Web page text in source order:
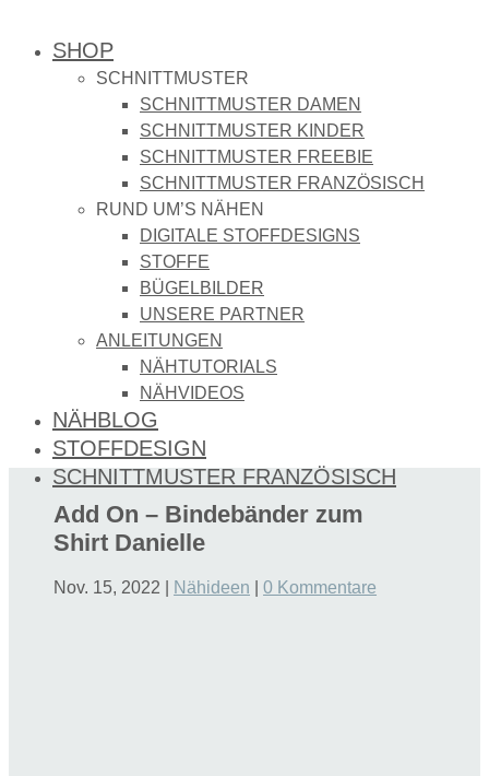
SHOP
SCHNITTMUSTER
SCHNITTMUSTER DAMEN
SCHNITTMUSTER KINDER
SCHNITTMUSTER FREEBIE
SCHNITTMUSTER FRANZÖSISCH
RUND UM’S NÄHEN
DIGITALE STOFFDESIGNS​
STOFFE
BÜGELBILDER
UNSERE PARTNER
ANLEITUNGEN
NÄHTUTORIALS
NÄHVIDEOS
NÄHBLOG
STOFFDESIGN
SCHNITTMUSTER FRANZÖSISCH
Add On – Bindebänder zum
Shirt Danielle
Nov. 15, 2022 Nähideen |0 Kommentare